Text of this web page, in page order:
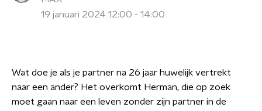
19 januari 2024 12:00 - 14:00
Wat doe je als je partner na 26 jaar huwelijk vertrekt
naar een ander? Het overkomt Herman, die op zoek
moet gaan naar een leven zonder zijn partner in de